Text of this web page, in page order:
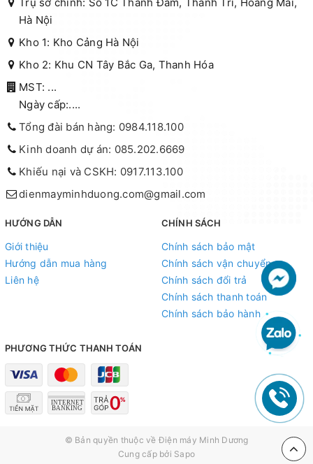
Hà Nội
Kho 1: Kho Cảng Hà Nội
Kho 2: Khu CN Tây Bắc Ga, Thanh Hóa
MST: ...
Ngày cấp:....
Tổng đài bán hàng: 0984.118.100
Kinh doanh dự án: 085.202.6669
Khiếu nại và CSKH: 0917.113.100
dienmayminhduong.com@gmail.com
HƯỚNG DẪN
Giới thiệu
Hướng dẫn mua hàng
Liên hệ
CHÍNH SÁCH
Chính sách bảo mật
Chính sách vận chuyển
Chính sách đổi trả
Chính sách thanh toán
Chính sách bảo hành
PHƯƠNG THỨC THANH TOÁN
© Bản quyền thuộc về Điện máy Minh Dương
Cung cấp bởi Sapo